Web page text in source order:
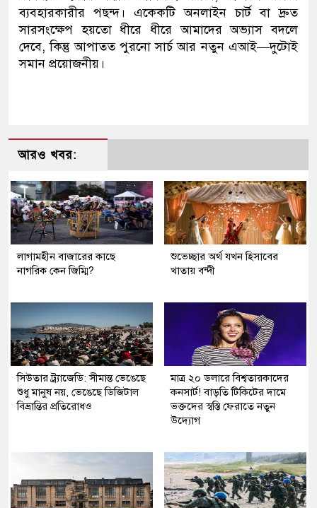
ব্যবহারকারীর পছন্দ। একেকটি অনলাইন চার্ট বা দ্রুত
সারসংক্ষেপ হয়তো ধীরে ধীরে আমাদের অভ্যাস বদলে
দেবে, কিন্তু আপাতত পুরনো সার্চ আর নতুন এআই—দুটোই
সমান প্রয়োজনীয়।
আরও খবর:
লাগামহীন বাজারের কাছে
নাগরিক কেন জিম্মি?
শুভেচ্ছার অর্থ যখন হিসাবের
খাতায় বন্দী
সিউতার ট্র্যাজেডি: সীমান্ত ভেঙেছে
শুধু মানুষ নয়, ভেঙেছে ডিজিটাল
বিভ্রান্তির প্রতিরোধও
মাত্র ২০ ডলারে বিশ্বতারকাদের
কনসার্ট! বাড়তি টিকিটের দামে
ভক্তদের স্বস্তি ফেরাতে নতুন
উদ্যোগ